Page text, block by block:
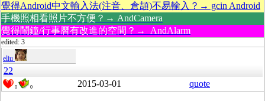
覺得Android中文輸入法(注音、倉頡)不易輸入？→ gcin Android
手機照相看照片不方便？→ AndCamera
覺得鬧鐘/行事曆有改進的空間？→ AndAlarm
edited: 3
eliu
22
0 0 2015-03-01 quote